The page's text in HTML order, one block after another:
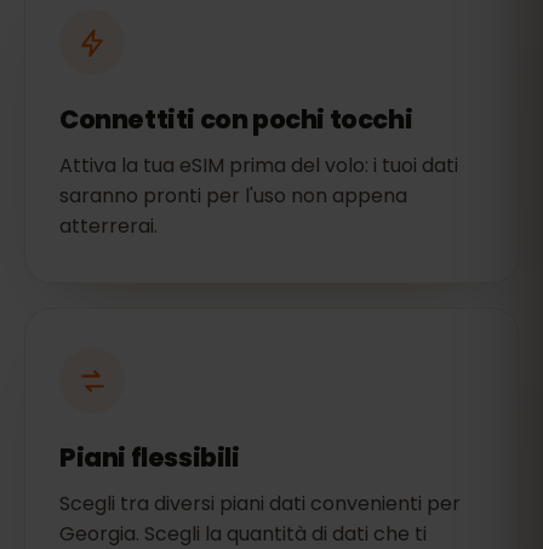
Connettiti con pochi tocchi
Attiva la tua eSIM prima del volo: i tuoi dati
saranno pronti per l'uso non appena
atterrerai.
Piani flessibili
Scegli tra diversi piani dati convenienti per
Georgia. Scegli la quantità di dati che ti